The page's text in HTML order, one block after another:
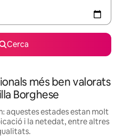
Cerca
més ben valorats
Borghese
aquestes estades estan molt
i la netedat, entre altres